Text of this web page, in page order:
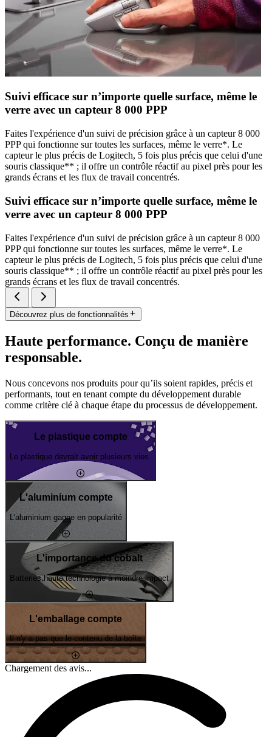
Suivi efficace sur n’importe quelle surface, même le
verre avec un capteur 8 000 PPP
Faites l'expérience d'un suivi de précision grâce à un capteur 8 000
PPP qui fonctionne sur toutes les surfaces, même le verre*. Le
capteur le plus précis de Logitech, 5 fois plus précis que celui d'une
souris classique** ; il offre un contrôle réactif au pixel près pour les
grands écrans et les flux de travail concentrés.
Suivi efficace sur n’importe quelle surface, même le
verre avec un capteur 8 000 PPP
Faites l'expérience d'un suivi de précision grâce à un capteur 8 000
PPP qui fonctionne sur toutes les surfaces, même le verre*. Le
capteur le plus précis de Logitech, 5 fois plus précis que celui d'une
souris classique** ; il offre un contrôle réactif au pixel près pour les
grands écrans et les flux de travail concentrés.
Découvrez plus de fonctionnalités
Haute performance. Conçu de manière
responsable.
Nous concevons nos produits pour qu’ils soient rapides, précis et
performants, tout en tenant compte du développement durable
comme critère clé à chaque étape du processus de développement.
Le plastique compte
Le plastique devrait avoir plusieurs vies.
L'aluminium compte
L'aluminium gagne en popularité
L'importance du cobalt
Batteries haute technologie à moindre impact
L'emballage compte
Il n'y a pas que le contenu de la boîte
Chargement des avis...